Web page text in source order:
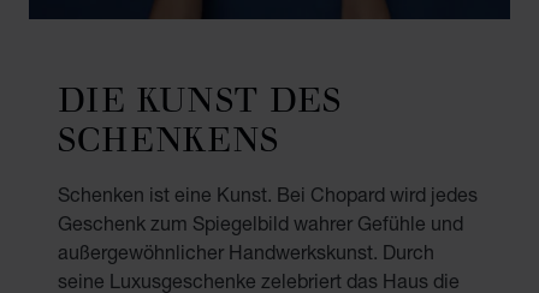
DIE KUNST DES
SCHENKENS
Schenken ist eine Kunst. Bei Chopard wird jedes
Geschenk zum Spiegelbild wahrer Gefühle und
außergewöhnlicher Handwerkskunst. Durch
seine Luxusgeschenke zelebriert das Haus die